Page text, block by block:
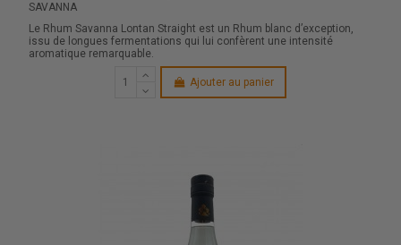
SAVANNA
Le Rhum Savanna Lontan Straight est un Rhum blanc d’exception,
issu de longues fermentations qui lui confèrent une intensité
aromatique remarquable.
Ajouter au panier